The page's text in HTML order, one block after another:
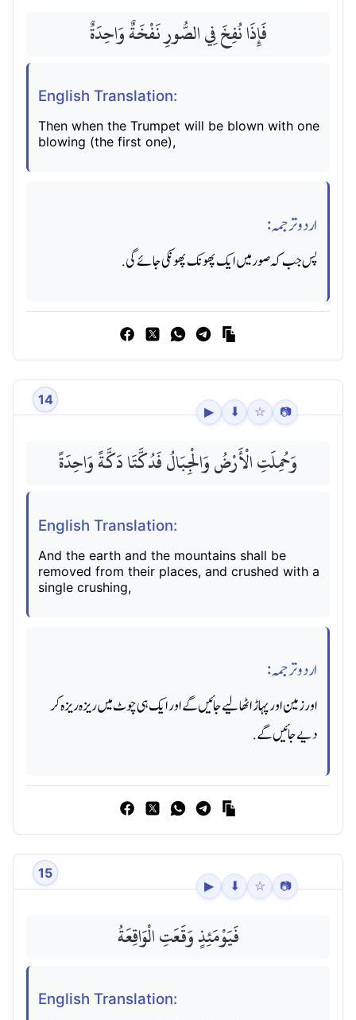
فَإِذَا نُفِخَ فِي الصُّورِ نَفْخَةٌ وَاحِدَةٌ
English Translation:
Then when the Trumpet will be blown with one
blowing (the first one),
اردو ترجمہ:
پس جب کہ صور میں ایک پھونک پھونکی جائے گی.
14
▶ ⬇ ☆ 📷
وَحُمِلَتِ الْأَرْضُ وَالْجِبَالُ فَدُكَّتَا دَكَّةً وَاحِدَةً
English Translation:
And the earth and the mountains shall be
removed from their places, and crushed with a
single crushing,
اردو ترجمہ:
اور زمین اور پہاڑ اٹھا لیے جائیں گے اور ایک ہی چوٹ میں ریزه ریزه کر
دیے جائیں گے.
15
▶ ⬇ ☆ 📷
فَيَوْمَئِذٍ وَقَعَتِ الْوَاقِعَةُ
English Translation: